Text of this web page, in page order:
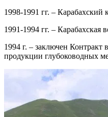
1998-1991 гг. – Карабахский
1991-1994 гг. – Карабахская
1994 г. – заключен Контракт
продукции глубоководных